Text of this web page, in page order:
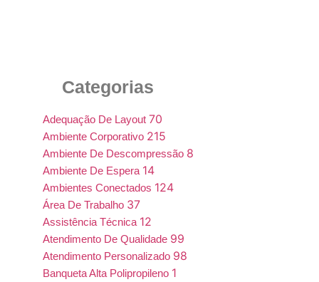
Categorias
Adequação De Layout 70
Ambiente Corporativo 215
Ambiente De Descompressão 8
Ambiente De Espera 14
Ambientes Conectados 124
Área De Trabalho 37
Assistência Técnica 12
Atendimento De Qualidade 99
Atendimento Personalizado 98
Banqueta Alta Polipropileno 1